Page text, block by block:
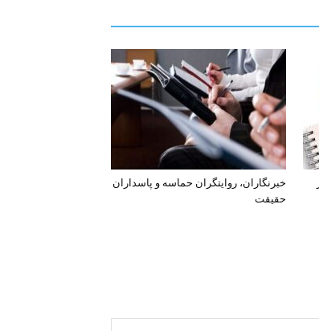
خبرنگاران، روایتگران حماسه و پاسداران
حقیقت